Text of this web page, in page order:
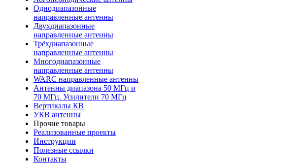
Однодиапазонные
направленные антенны
Двухдиапазонные
направленные антенны
Трёхдиапазонные
направленные антенны
Многодиапазонные
направленные антенны
WARC направленные антенны
Антенны диапазона 50 МГц и
70 МГц. Усилители 70 МГц
Вертикалы КВ
УКВ антенны
Прочие товары
Реализованные проекты
Инструкции
Полезные ссылки
Контакты